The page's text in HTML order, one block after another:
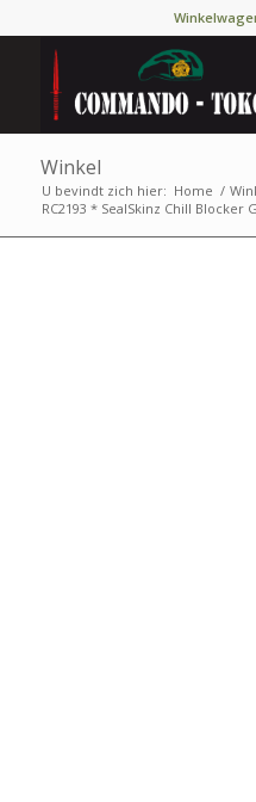
Winkel
U bevindt zich hier: Home /
RC2193 * SealSkinz Chill Blocker